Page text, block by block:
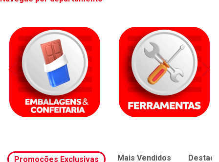
Embalagem: UNIDADE
Faça seu login ou
cadastre-se para ver preços e comprar
Navegue por departamento